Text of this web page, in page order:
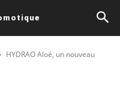
HYDRAO Aloé, un nouveau